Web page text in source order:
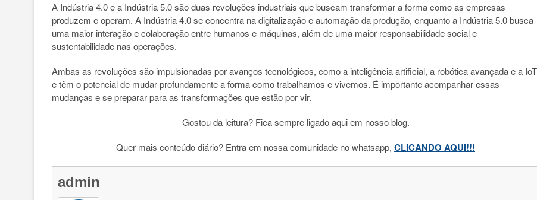
A Indústria 4.0 e a Indústria 5.0 são duas revoluções industriais que buscam transformar a forma como as empresas
produzem e operam. A Indústria 4.0 se concentra na digitalização e automação da produção, enquanto a Indústria 5.0 busca
uma maior interação e colaboração entre humanos e máquinas, além de uma maior responsabilidade social e
sustentabilidade nas operações.
Ambas as revoluções são impulsionadas por avanços tecnológicos, como a inteligência artificial, a robótica avançada e a
e têm o potencial de mudar profundamente a forma como trabalhamos e vivemos. É importante acompanhar essas
mudanças e se preparar para as transformações que estão por vir.
Gostou da leitura? Fica sempre ligado aqui em nosso blog.
Quer mais conteúdo diário? Entra em nossa comunidade no whatsapp, CLICANDO AQUI!!!
admin